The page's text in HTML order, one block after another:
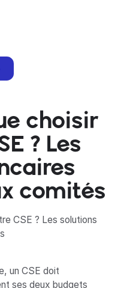
choisir
? Les
comités
un CSE doit
ses deux budgets